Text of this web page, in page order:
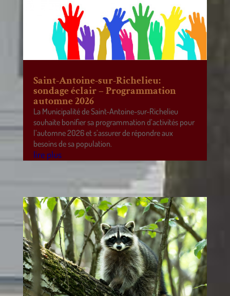
Saint-Antoine-sur-Richelieu:
sondage éclair – Programmation
automne 2026
La Municipalité de Saint-Antoine-sur-Richelieu
souhaite bonifier sa programmation d’activités pour
l’automne 2026 et s’assurer de répondre aux
besoins de sa population.
lire plus